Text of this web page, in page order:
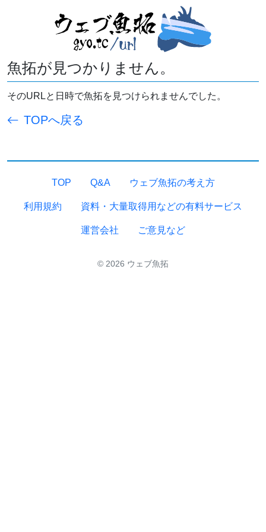
魚拓が見つかりません。
そのURLと日時で魚拓を見つけられませんでした。
TOPへ戻る
TOP Q&A ウェブ魚拓の考え方
利用規約 資料・大量取得用などの有料サービス
運営会社 ご意見など
© 2026 ウェブ魚拓